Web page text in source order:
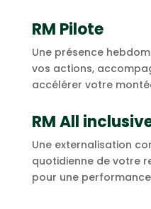
RM Pilote
Une présence
vos actions,
accélérer votre
RM All
Une externalisation
quotidienne de votre
pour une